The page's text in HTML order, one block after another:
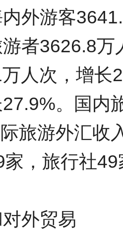
外游客
者3626.8
人次，增长
。国内
旅游外汇收
，旅行社49
外贸易